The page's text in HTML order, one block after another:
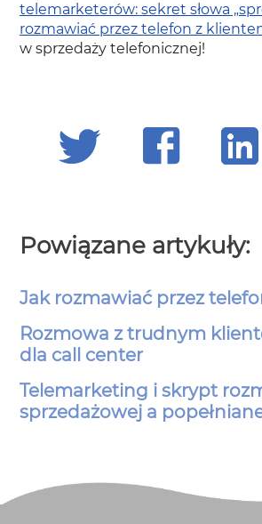
telemarketerów: sekret słowa
rozmawiać przez telefon z
w sprzedaży telefonicznej!
Powiązane artykuły:
Jak rozmawiać przez
Rozmowa z trudnym
dla call center
Telemarketing i skrypt
sprzedażowej a